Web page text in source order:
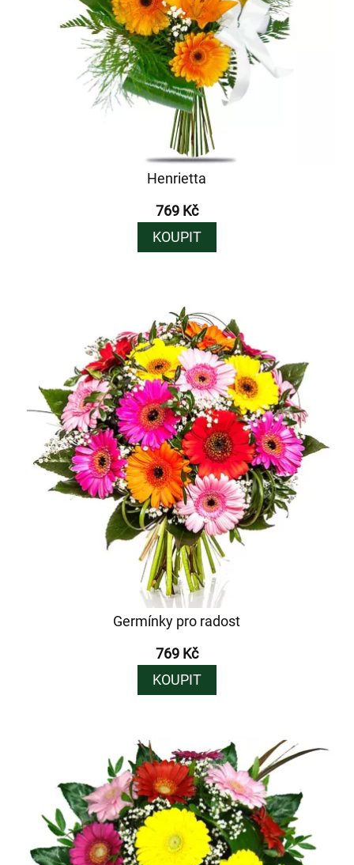
Henrietta
769 Kč
KOUPIT
Germínky pro radost
769 Kč
KOUPIT